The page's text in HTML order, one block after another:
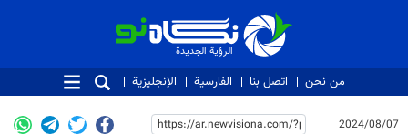
الرؤية الجديدة
الرؤية الجديدة
من نحن اتصل بنا الفارسية الإنجليزية
2024/08/07